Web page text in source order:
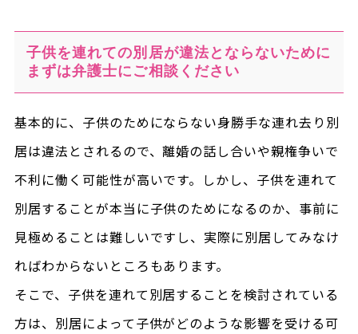
子供を連れての別居が違法とならないために
まずは弁護士にご相談ください
基本的に、子供のためにならない身勝手な連れ去り別
居は違法とされるので、離婚の話し合いや親権争いで
不利に働く可能性が高いです。しかし、子供を連れて
別居することが本当に子供のためになるのか、事前に
見極めることは難しいですし、実際に別居してみなけ
ればわからないところもあります。
そこで、子供を連れて別居することを検討されている
方は、別居によって子供がどのような影響を受ける可